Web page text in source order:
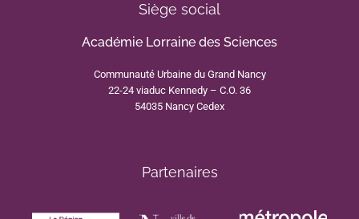
Siège social
Académie Lorraine des Sciences
Communauté Urbaine du Grand Nancy
22-24 viaduc Kennedy – C.O. 36
54035 Nancy Cedex
Partenaires